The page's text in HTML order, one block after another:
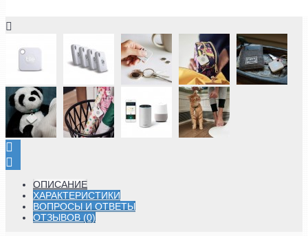
ОПИСАНИЕ
ХАРАКТЕРИСТИКИ
ВОПРОСЫ И ОТВЕТЫ
ОТЗЫВОВ (0)